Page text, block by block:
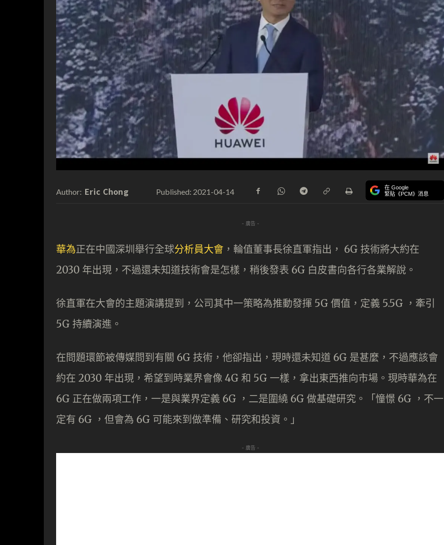
Author: Eric Chong Published: 2021-04-14 在 Google
緊貼《PCM》消息
- 廣告 -
華為正在中國深圳舉行全球分析員大會 ，輪值董事長徐直軍指出， 6G 技術將大約在
2030 年出現，不過還未知道技術會是怎樣，稍後發表 6G 白皮書向各行各業解說。
徐直軍在大會的主題演講提到，公司其中一策略為推動發揮 5G 價值，定義 5.5G ，牽引
5G 持續演進。
在問題環節被傳媒問到有關 6G 技術，他卻指出，現時還未知道 6G 是甚麼，不過應該會
約在 2030 年出現，希望到時業界會像 4G 和 5G 一樣，拿出東西推向市場。現時華為在
6G 正在做兩項工作，一是與業界定義 6G ，二是圍繞 6G 做基礎研究。「憧憬 6G ，不一
定有 6G ，但會為 6G 可能來到做準備、研究和投資。」
- 廣告 -